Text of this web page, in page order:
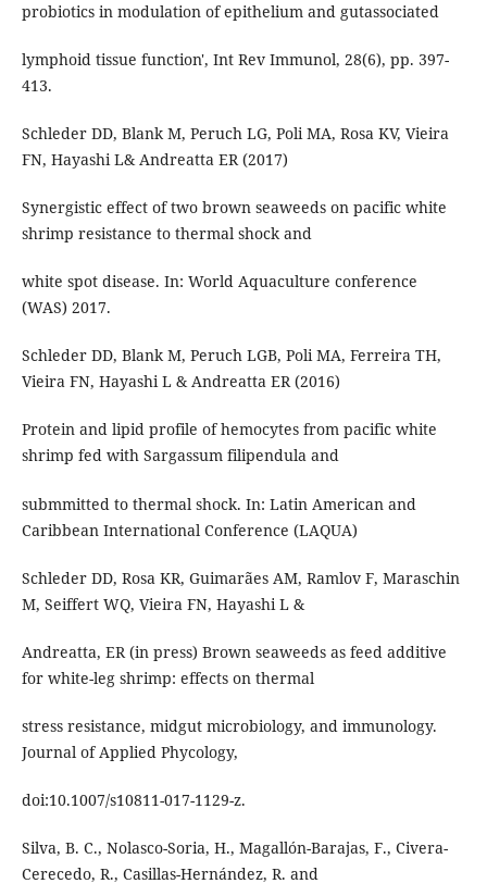
probiotics in modulation of epithelium and gutassociated
lymphoid tissue function', Int Rev Immunol, 28(6), pp. 397-
413.
Schleder DD, Blank M, Peruch LG, Poli MA, Rosa KV, Vieira
FN, Hayashi L& Andreatta ER (2017)
Synergistic effect of two brown seaweeds on pacific white
shrimp resistance to thermal shock and
white spot disease. In: World Aquaculture conference
(WAS) 2017.
Schleder DD, Blank M, Peruch LGB, Poli MA, Ferreira TH,
Vieira FN, Hayashi L & Andreatta ER (2016)
Protein and lipid profile of hemocytes from pacific white
shrimp fed with Sargassum filipendula and
submmitted to thermal shock. In: Latin American and
Caribbean International Conference (LAQUA)
Schleder DD, Rosa KR, Guimarães AM, Ramlov F, Maraschin
M, Seiffert WQ, Vieira FN, Hayashi L &
Andreatta, ER (in press) Brown seaweeds as feed additive
for white-leg shrimp: effects on thermal
stress resistance, midgut microbiology, and immunology.
Journal of Applied Phycology,
doi:10.1007/s10811-017-1129-z.
Silva, B. C., Nolasco-Soria, H., Magallón-Barajas, F., Civera-
Cerecedo, R., Casillas-Hernández, R. and